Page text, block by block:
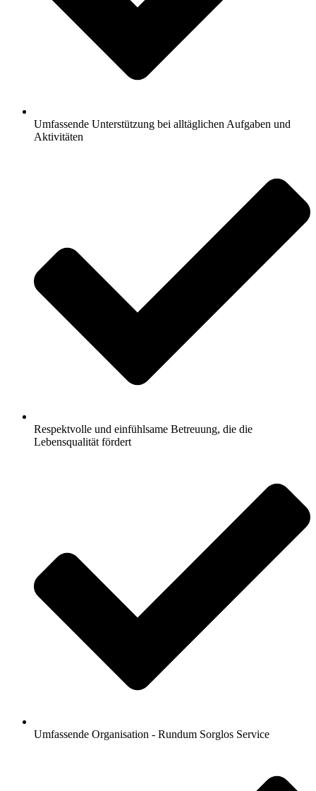
Umfassende Unterstützung bei alltäglichen Aufgaben und
Aktivitäten
Respektvolle und einfühlsame Betreuung, die die
Lebensqualität fördert
Umfassende Organisation - Rundum Sorglos Service